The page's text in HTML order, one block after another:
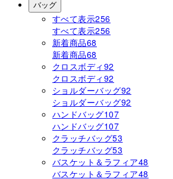
バッグ
すべて表示256
すべて表示256
新着商品68
新着商品68
クロスボディ 92
クロスボディ 92
ショルダーバッグ92
ショルダーバッグ92
ハンドバッグ107
ハンドバッグ107
クラッチバッグ53
クラッチバッグ53
バスケット＆ラフィア48
バスケット＆ラフィア48